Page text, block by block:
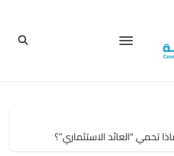
تحمي “العائد الاستثماري”؟